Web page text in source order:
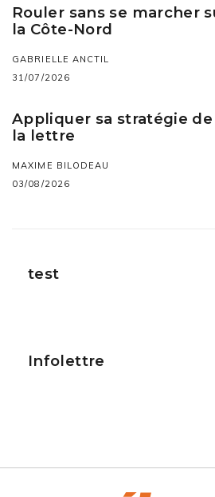
Rouler sans se marcher
la Côte-Nord
GABRIELLE ANCTIL
31/07/2026
Appliquer sa stratégie
la lettre
MAXIME BILODEAU
03/08/2026
test
Infolettre